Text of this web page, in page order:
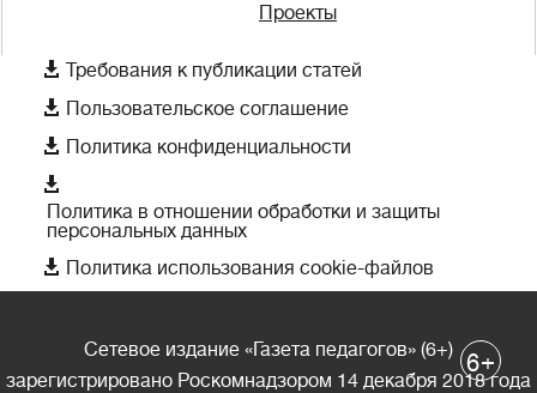
Проекты
 Требования к публикации статей
 Пользовательское соглашение
 Политика конфиденциальности

Политика в отношении обработки и защиты
персональных данных
 Политика использования cookie-файлов
Сетевое издание «Газета педагогов» (6+)
зарегистрировано Роскомнадзором 14 декабря 2018 года
6+